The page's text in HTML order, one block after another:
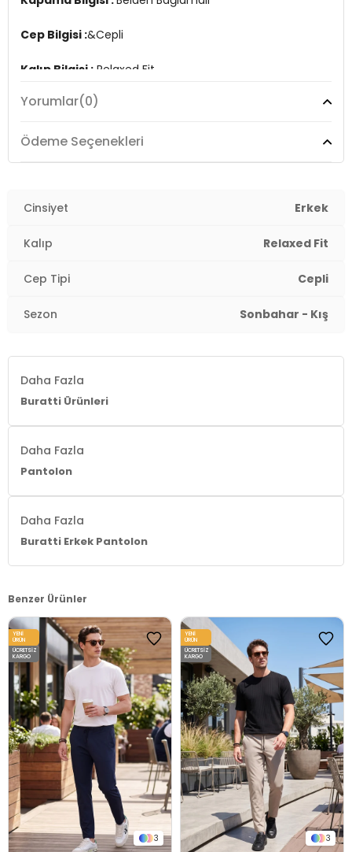
Cep Bilgisi :&Cepli
Kalıp Bilgisi : Relaxed Fit
Manken Ölçüsü :
Yorumlar(0)
Ödeme Seçenekleri
Cinsiyet Erkek
Kalıp Relaxed Fit
Cep Tipi Cepli
Sezon Sonbahar - Kış
Daha Fazla
Buratti Ürünleri
Daha Fazla
Pantolon
Daha Fazla
Buratti Erkek Pantolon
Benzer Ürünler
3
YENI
ÜRÜN
ÜCRETSIZ
KARGO
3
YENI
ÜRÜN
ÜCRETSIZ
KARGO